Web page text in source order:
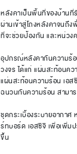
หลังคาเป็นพื้นที่ของบ้านที่
ผ่านเข้าสู่โถงหลังคาจนถึ
ที่จะช่วยป้องกัน และหน่ว
อุปกรณ์หลังคากันความร้
วงจร ได้แก่ แผ่นสะท้อนค
แผ่นสะท้อนความร้อน เอ
ฉนวนกันความร้อน สามา
ชุดกระเบื้องระบายอากา
ร์ทบอร์ด เอสซีจี เพื่อเพิ่ม
ขึ้น